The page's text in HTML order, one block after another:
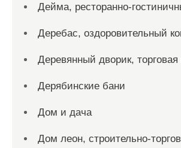
Дейма, ресторанно-
Деребас, оздоровительный
Деревянный дворик, торговая
Дерябинские бани
Дом и дача
Дом леон, строительно-